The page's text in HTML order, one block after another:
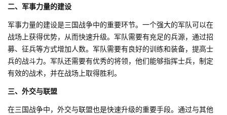
二、军事力量的建设
军事力量的建设是三国战争中的重要环节。一个强大的军队可以在
战场上获得优势，从而快速升级。军队需要有充足的兵源，通过招
募、征兵等方式增加人数。军队需要有良好的训练和装备，提高士
兵的战斗力。军队还需要有优秀的将领，他们能够指挥士兵，制定
有效的战术，并在战场上取得胜利。
三、外交与联盟
在三国战争中，外交与联盟也是快速升级的重要手段。通过与其他